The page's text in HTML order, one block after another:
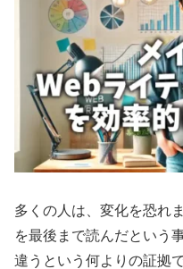
多くの人は、変化を恐れ
を最後まで読んだという
違うという何よりの証拠